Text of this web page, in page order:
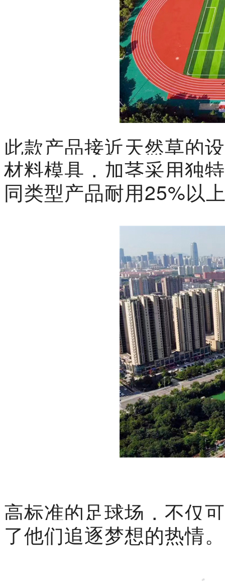
此款产品接近天然草的
材料模具，加茎采用独
同类型产品耐用25%以
高标准的足球场，不仅
了他们追逐梦想的热情。